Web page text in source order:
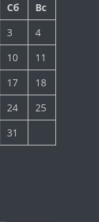
Сб
Вс
3
4
10
11
17
18
24
25
31